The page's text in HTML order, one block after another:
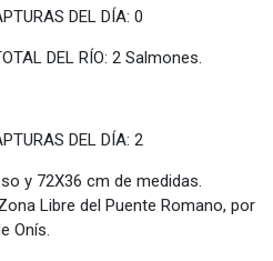
DEL DÍA: 0
2 Salmones.
DEL DÍA: 2
y 72X36 cm de medidas.
Libre del Puente Romano, por
Onís.